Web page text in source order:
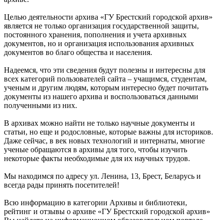
Целью деятельности архива «ГУ Брестский городской архив»
является не только организация государственной защиты,
постоянного хранения, пополнения и учета архивных
документов, но и организация использования архивных
документов во благо общества и населения.
Надеемся, что эти сведения будут полезны и интересны для
всех категорий пользователей сайта – учащимся, студентам,
ученым и другим людям, которым интересно будет почитать
документы из нашего архива и воспользоваться данными
полученными из них.
В архивах можно найти не только научные документы и
статьи, но еще и родословные, которые важны для историков.
Даже сейчас, в век новых технологий и интернаты, многие
ученые обращаются в архивы для того, чтобы изучить
некоторые факты необходимые для их научных трудов.
Мы находимся по адресу ул. Ленина, 13, Брест, Беларусь и
всегда рады принять посетителей!
Всю информацию в категории Архивы и библиотеки,
рейтинг и отзывы о архиве «ГУ Брестский городской архив»